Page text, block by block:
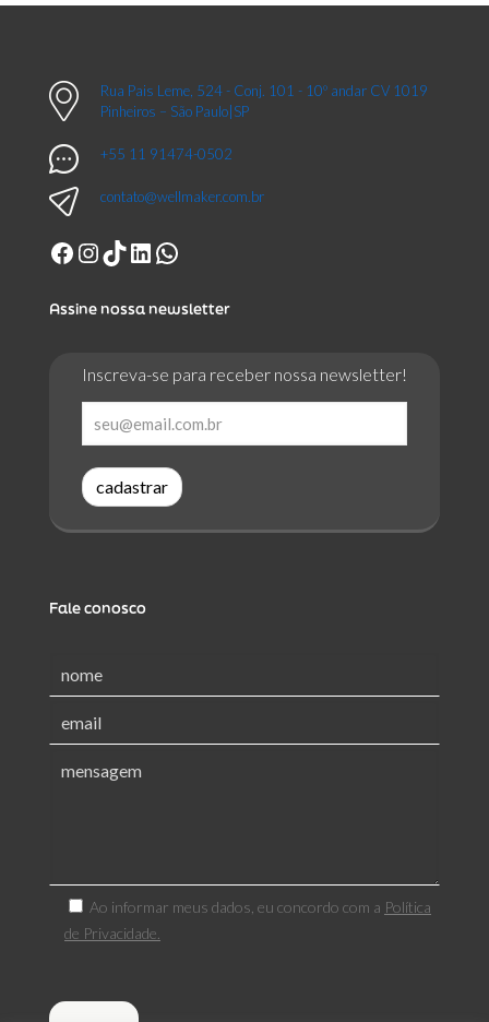
Rua Pais Leme, 524 - Conj. 101 - 10º andar CV 1019
Pinheiros – São Paulo|SP
+55 11 91474-0502
contato@wellmaker.com.br
Facebook
Instagram
TikTok
LinkedIn
WhatsApp
Assine nossa newsletter
Inscreva-se para receber nossa newsletter!
cadastrar
Fale conosco
Ao informar meus dados, eu concordo com a Política
de Privacidade.